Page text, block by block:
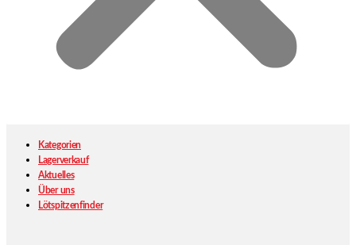
Kategorien
Lagerverkauf
Aktuelles
Über uns
Lötspitzenfinder